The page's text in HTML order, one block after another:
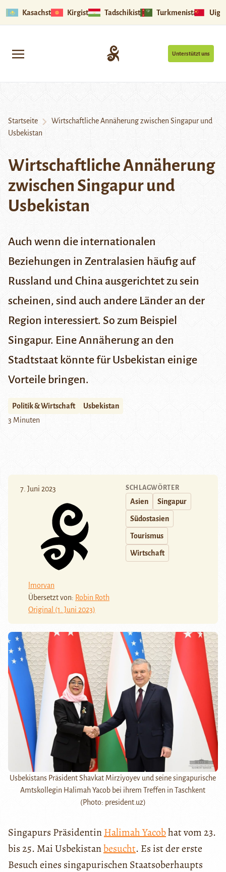
Kasachstan Kirgistan Tadschikistan Turkmenistan
Unterstützt uns
Startseite
Wirtschaftliche Annäherung zwischen Singapur und
Usbekistan
Wirtschaftliche Annäherung
zwischen Singapur und
Usbekistan
Auch wenn die internationalen
Beziehungen in Zentralasien häufig auf
Russland und China ausgerichtet zu sein
scheinen, sind auch andere Länder an der
Region interessiert. So zum Beispiel
Singapur. Eine Annäherung an den
Stadtstaat könnte für Usbekistan einige
Vorteile bringen.
Politik & Wirtschaft
Usbekistan
3 Minuten
7. Juni 2023
lmorvan
Übersetzt von: Robin Roth
Original (1. Juni 2023)
SCHLAGWÖRTER
Asien Singapur
Südostasien
Tourismus
Wirtschaft
Usbekistans Präsident Shavkat Mirziyoyev und seine singapurische
Amtskollegin Halimah Yacob bei ihrem Treffen in Taschkent
(Photo: president.uz)
Singapurs PräsidentinHalimah Yacobhat vom 23.
bis 25. Mai Usbekistanbesucht. Es ist der erste
Besuch eines singapurischen Staatsoberhaupts